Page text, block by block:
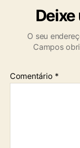
O seu
Campos
Comentário *